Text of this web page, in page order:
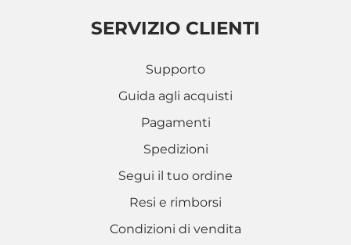
SERVIZIO CLIENTI
Supporto
Guida agli acquisti
Pagamenti
Spedizioni
Segui il tuo ordine
Resi e rimborsi
Condizioni di vendita